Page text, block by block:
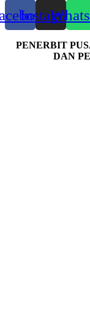
Instagram
PENERBIT
DAN